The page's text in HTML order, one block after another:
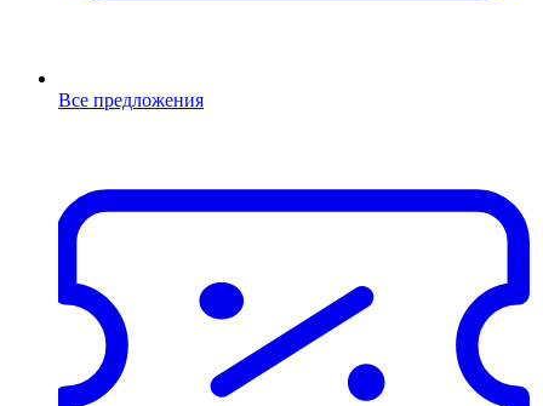
Все предложения